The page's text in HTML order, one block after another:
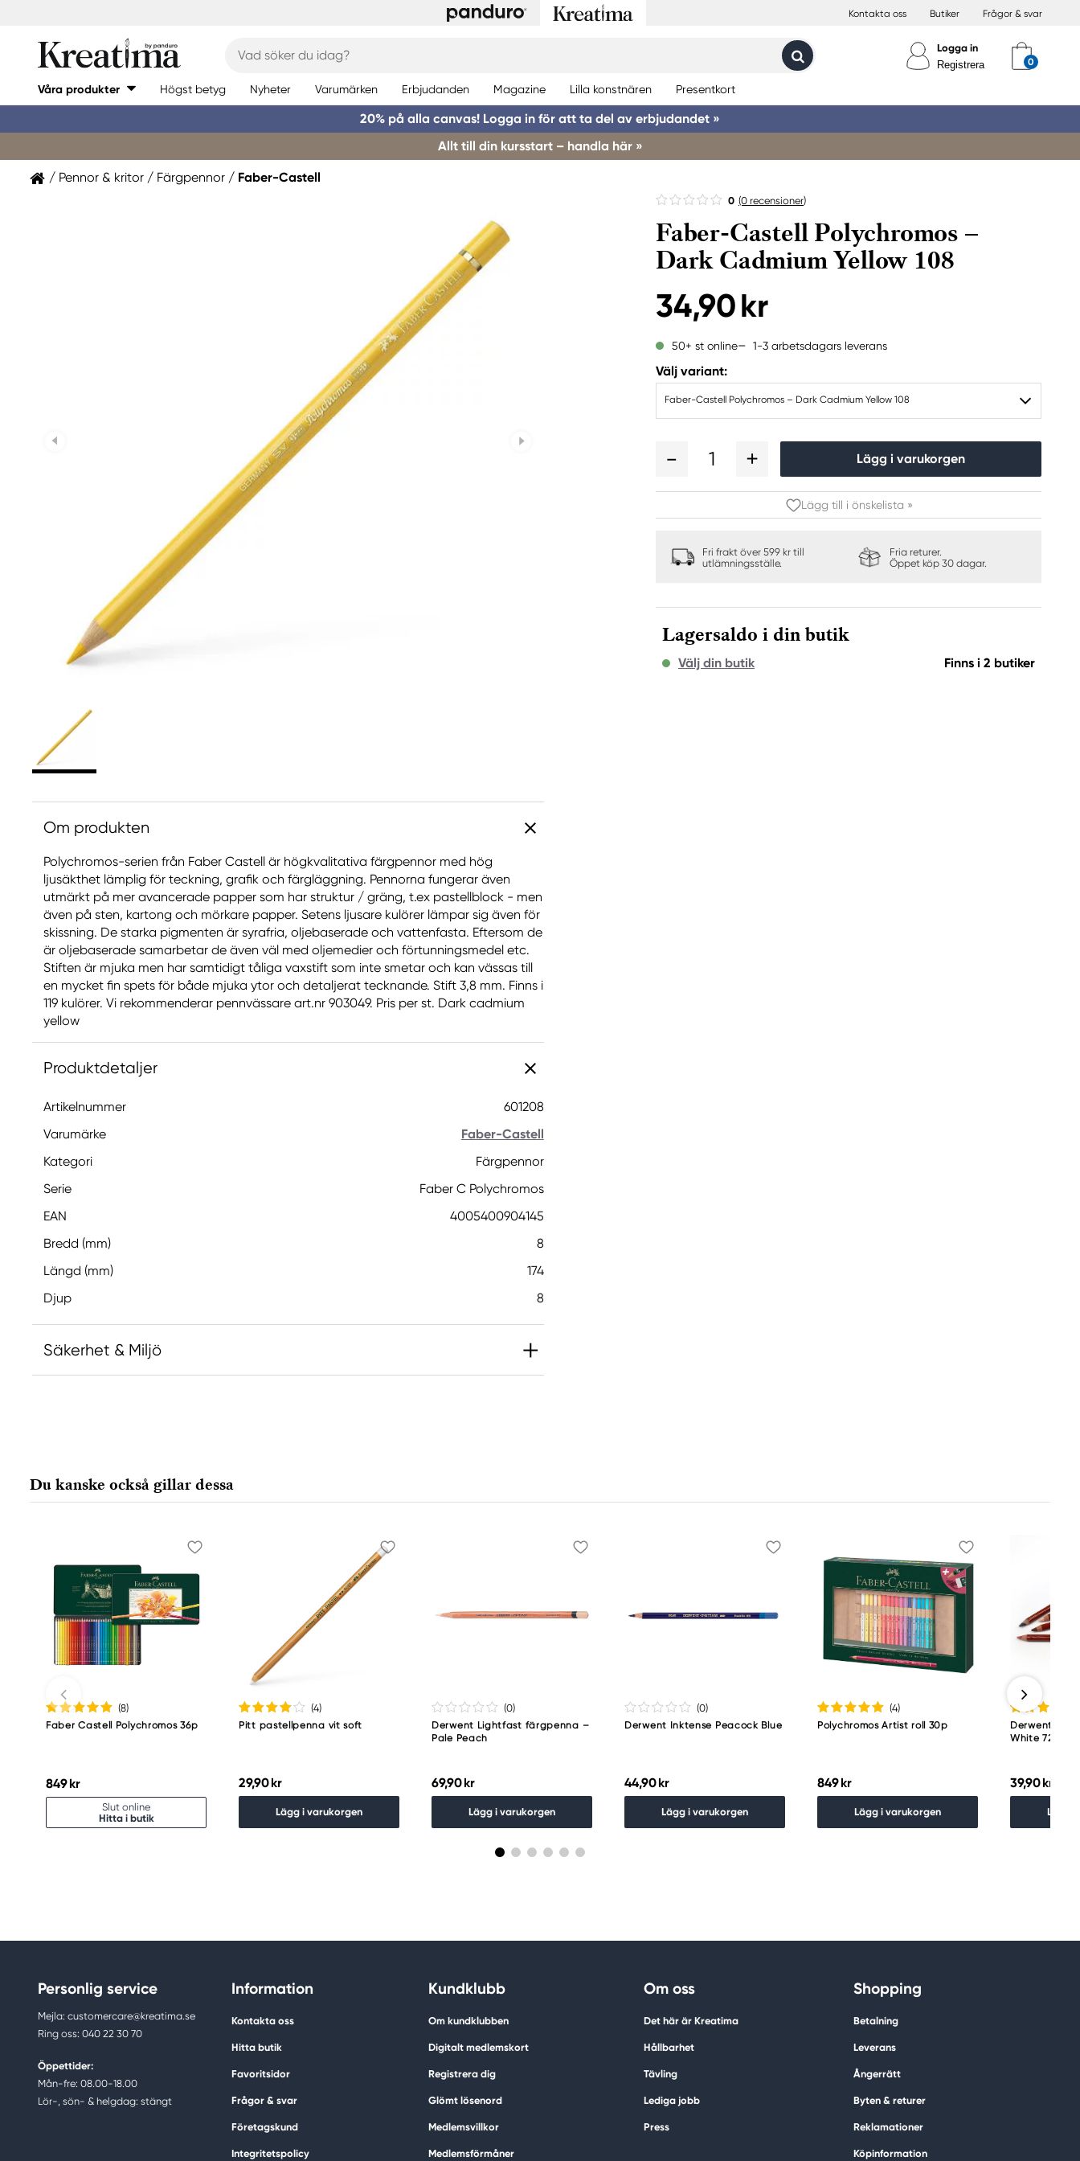
Kontakta oss Butiker Frågor & svar
Logga in
Registrera
Våra produkter Högst betyg Nyheter Varumärken Erbjudanden Magazine Lilla konstnären Presentkort
20% på alla canvas! Logga in för att ta del av erbjudandet »
Allt till din kursstart – handla här »
Pennor & kritor Färgpennor Faber-Castell
0 (0 recensioner)
Faber-Castell Polychromos –
Dark Cadmium Yellow 108
34,90 kr
50+ st online 1-3 arbetsdagars leverans
Välj variant:
Faber-Castell Polychromos – Dark Cadmium Yellow 108
1 Lägg i varukorgen
Lägg till i önskelista »
Fri frakt över 599 kr till
utlämningsställe.
Fria returer.
Öppet köp 30 dagar.
Lagersaldo i din butik
Välj din butik Finns i 2 butiker
Om produkten
Polychromos-serien från Faber Castell är högkvalitativa färgpennor med hög
ljusäkthet lämplig för teckning, grafik och färgläggning. Pennorna fungerar även
utmärkt på mer avancerade papper som har struktur / gräng, t.ex pastellblock - men
även på sten, kartong och mörkare papper. Setens ljusare kulörer lämpar sig även för
skissning. De starka pigmenten är syrafria, oljebaserade och vattenfasta. Eftersom de
är oljebaserade samarbetar de även väl med oljemedier och förtunningsmedel etc.
Stiften är mjuka men har samtidigt tåliga vaxstift som inte smetar och kan vässas till
en mycket fin spets för både mjuka ytor och detaljerat tecknande. Stift 3,8 mm. Finns i
119 kulörer. Vi rekommenderar pennvässare art.nr 903049. Pris per st. Dark cadmium
yellow
Produktdetaljer
Artikelnummer
601208
Varumärke
Faber-Castell
Kategori
Färgpennor
Serie
Faber C Polychromos
EAN
4005400904145
Bredd (mm)
8
Längd (mm)
174
Djup
8
Säkerhet & Miljö
90546 Stein, Germany
info@Faber-Castell.de
Du kanske också gillar dessa
(8)
Faber Castell Polychromos 36p
849 kr
Slut online
Hitta i butik
(4)
Pitt pastellpenna vit soft
29,90 kr
Lägg i varukorgen
(0)
Derwent Lightfast färgpenna –
Pale Peach
69,90 kr
Lägg i varukorgen
(0)
Derwent Inktense Peacock Blue
44,90 kr
Lägg i varukorgen
(4)
Polychromos Artist roll 30p
849 kr
Lägg i varukorgen
Derwent
White 7200
39,90 kr
Lägg i
Personlig service
Mejla: customercare@kreatima.se
Ring oss: 040 22 30 70
Öppettider:
Mån-fre: 08.00-18.00
Lör-, sön- & helgdag: stängt
Information
Kontakta oss
Hitta butik
Favoritsidor
Frågor & svar
Företagskund
Integritetspolicy
Kundklubb
Om kundklubben
Digitalt medlemskort
Registrera dig
Glömt lösenord
Medlemsvillkor
Medlemsförmåner
Om oss
Det här är Kreatima
Hållbarhet
Tävling
Lediga jobb
Press
Shopping
Betalning
Leverans
Ångerrätt
Byten & returer
Reklamationer
Köpinformation